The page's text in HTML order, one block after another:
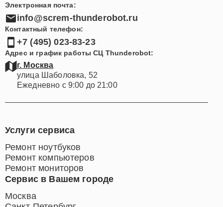
Электронная почта:
info@screm-thunderobot.ru
Контактный телефон:
+7 (495) 023-83-23
Адрес и график работы СЦ Thunderobot:
г. Москва
улица Шаболовка, 52
Ежедневно с 9:00 до 21:00
Сервис в Вашем городе
Москва
Услуги сервиса
Ремонт ноутбуков
Ремонт компьютеров
Ремонт мониторов